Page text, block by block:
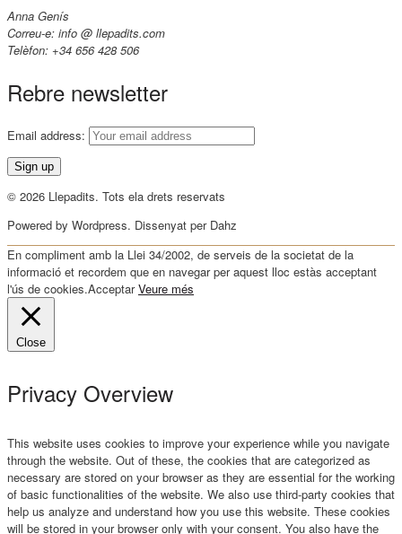
Anna Genís
Correu-e: info @ llepadits.com
Telèfon: +34 656 428 506
Rebre newsletter
Email address:
© 2026 Llepadits. Tots ela drets reservats
Powered by Wordpress. Dissenyat per Dahz
En compliment amb la Llei 34/2002, de serveis de la societat de la
informació et recordem que en navegar per aquest lloc estàs acceptant
l'ús de cookies.Acceptar Veure més
Close
Privacy Overview
This website uses cookies to improve your experience while you navigate
through the website. Out of these, the cookies that are categorized as
necessary are stored on your browser as they are essential for the working
of basic functionalities of the website. We also use third-party cookies that
help us analyze and understand how you use this website. These cookies
will be stored in your browser only with your consent. You also have the